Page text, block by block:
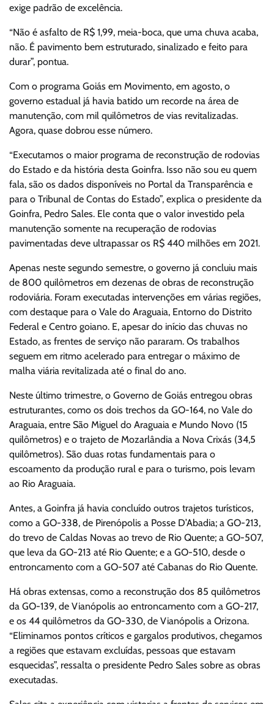
exige padrão de excelência.
“Não é asfalto de R$ 1,99, meia-boca, que uma chuva acaba,
não. É pavimento bem estruturado, sinalizado e feito para
durar”, pontua.
Com o programa Goiás em Movimento, em agosto, o
governo estadual já havia batido um recorde na área de
manutenção, com mil quilômetros de vias revitalizadas.
Agora, quase dobrou esse número.
“Executamos o maior programa de reconstrução de rodovias
do Estado e da história desta Goinfra. Isso não sou eu quem
fala, são os dados disponíveis no Portal da Transparência e
para o Tribunal de Contas do Estado”, explica o presidente da
Goinfra, Pedro Sales. Ele conta que o valor investido pela
manutenção somente na recuperação de rodovias
pavimentadas deve ultrapassar os R$ 440 milhões em 2021.
Apenas neste segundo semestre, o governo já concluiu mais
de 800 quilômetros em dezenas de obras de reconstrução
rodoviária. Foram executadas intervenções em várias regiões,
com destaque para o Vale do Araguaia, Entorno do Distrito
Federal e Centro goiano. E, apesar do início das chuvas no
Estado, as frentes de serviço não pararam. Os trabalhos
seguem em ritmo acelerado para entregar o máximo de
malha viária revitalizada até o final do ano.
Neste último trimestre, o Governo de Goiás entregou obras
estruturantes, como os dois trechos da GO-164, no Vale do
Araguaia, entre São Miguel do Araguaia e Mundo Novo (15
quilômetros) e o trajeto de Mozarlândia a Nova Crixás (34,5
quilômetros). São duas rotas fundamentais para o
escoamento da produção rural e para o turismo, pois levam
ao Rio Araguaia.
Antes, a Goinfra já havia concluído outros trajetos turísticos,
como a GO-338, de Pirenópolis a Posse D’Abadia; a GO-213,
do trevo de Caldas Novas ao trevo de Rio Quente; a GO-507,
que leva da GO-213 até Rio Quente; e a GO-510, desde o
entroncamento com a GO-507 até Cabanas do Rio Quente.
Há obras extensas, como a reconstrução dos 85 quilômetros
da GO-139, de Vianópolis ao entroncamento com a GO-217,
e os 44 quilômetros da GO-330, de Vianópolis a Orizona.
“Eliminamos pontos críticos e gargalos produtivos, chegamos
a regiões que estavam excluídas, pessoas que estavam
esquecidas”, ressalta o presidente Pedro Sales sobre as obras
executadas.